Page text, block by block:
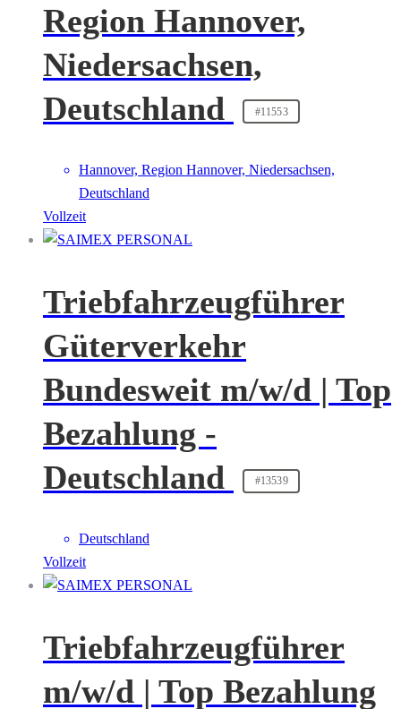
Region Hannover,
Niedersachsen,
Deutschland
#11553
Hannover, Region Hannover, Niedersachsen,
Deutschland
Vollzeit
Triebfahrzeugführer
Güterverkehr
Bundesweit m/w/d | Top
Bezahlung -
Deutschland
#13539
Deutschland
Vollzeit
Triebfahrzeugführer
m/w/d | Top Bezahlung